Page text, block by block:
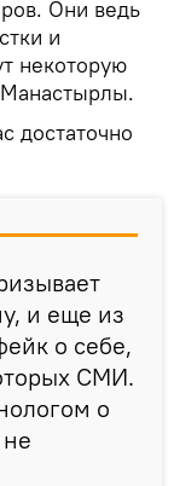
Они ведь
и
некоторую
Манастырлы.
достаточно
и еще из
о себе,
СМИ.
о